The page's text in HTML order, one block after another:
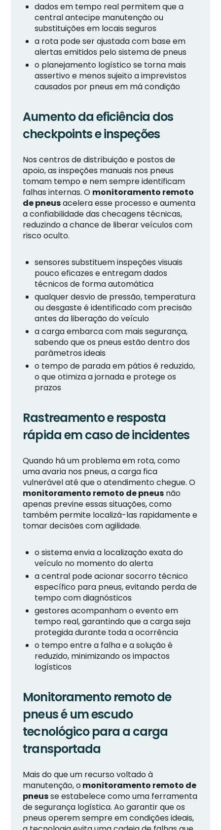
dados em tempo real permitem que a
central antecipe manutenção ou
substituições em locais seguros
a rota pode ser ajustada com base em
alertas emitidos pelo sistema de pneus
o planejamento logístico se torna mais
assertivo e menos sujeito a imprevistos
causados por pneus em má condição
Aumento da eficiência dos
checkpoints e inspeções
Nos centros de distribuição e postos de
apoio, as inspeções manuais nos pneus
tomam tempo e nem sempre identificam
falhas internas. O monitoramento remoto
de pneusacelera esse processo e aumenta
a confiabilidade das checagens técnicas,
reduzindo a chance de liberar veículos com
risco oculto.
sensores substituem inspeções visuais
pouco eficazes e entregam dados
técnicos de forma automática
qualquer desvio de pressão, temperatura
ou desgaste é identificado com precisão
antes da liberação do veículo
a carga embarca com mais segurança,
sabendo que os pneus estão dentro dos
parâmetros ideais
o tempo de parada em pátios é reduzido,
o que otimiza a jornada e protege os
prazos
Rastreamento e resposta
rápida em caso de incidentes
Quando há um problema em rota, como
uma avaria nos pneus, a carga fica
vulnerável até que o atendimento chegue. O
monitoramento remoto de pneus não
apenas previne essas situações, como
também permite localizá-las rapidamente e
tomar decisões com agilidade.
o sistema envia a localização exata do
veículo no momento do alerta
a central pode acionar socorro técnico
específico para pneus, evitando perda de
tempo com diagnósticos
gestores acompanham o evento em
tempo real, garantindo que a carga seja
protegida durante toda a ocorrência
o tempo entre a falha e a solução é
reduzido, minimizando os impactos
logísticos
Monitoramento remoto de
pneus é um escudo
tecnológico para a carga
transportada
Mais do que um recurso voltado à
manutenção, omonitoramento remoto de
pneusse estabelece como uma ferramenta
de segurança logística. Ao garantir que os
pneus operem sempre em condições ideais,